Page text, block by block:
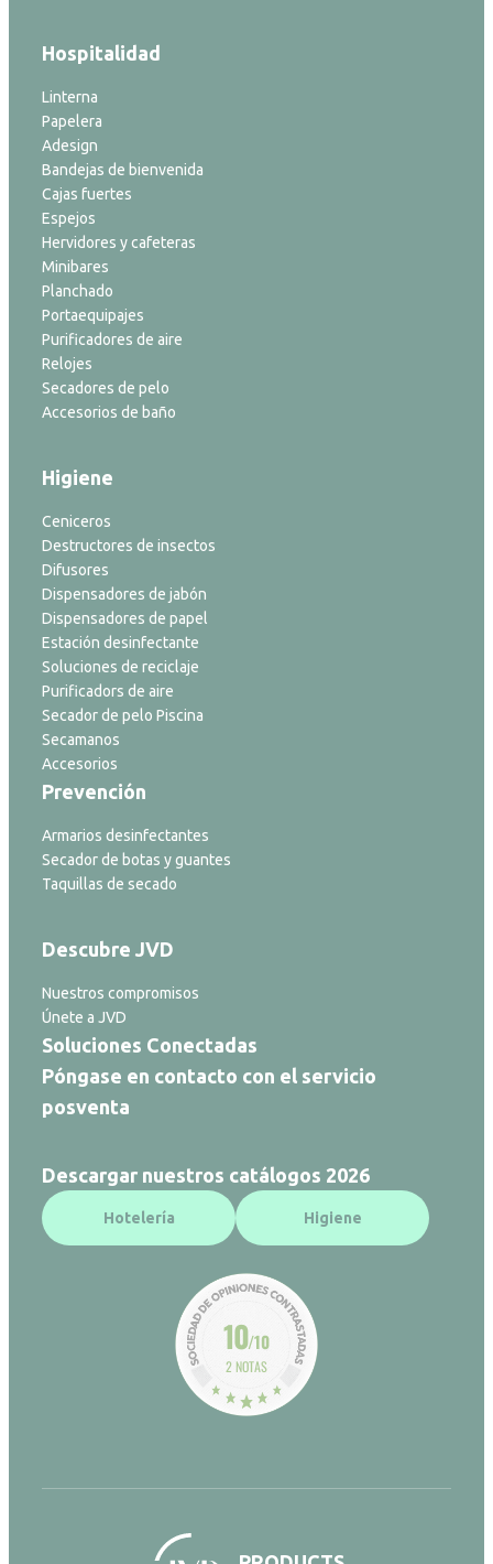
Hospitalidad
Linterna
Papelera
Adesign
Bandejas de bienvenida
Cajas fuertes
Espejos
Hervidores y cafeteras
Minibares
Planchado
Portaequipajes
Purificadores de aire
Relojes
Secadores de pelo
Accesorios de baño
Higiene
Ceniceros
Destructores de insectos
Difusores
Dispensadores de jabón
Dispensadores de papel
Estación desinfectante
Soluciones de reciclaje
Purificadors de aire
Secador de pelo Piscina
Secamanos
Accesorios
Prevención
Armarios desinfectantes
Secador de botas y guantes
Taquillas de secado
Descubre JVD
Nuestros compromisos
Únete a JVD
Soluciones Conectadas
Póngase en contacto con el servicio
posventa
Descargar nuestros catálogos 2026
Hotelería Higiene
10/10
2 NOTAS